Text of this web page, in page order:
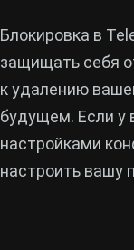
Блокировка в
защищать себя
к удалению
будущем. Если у
настройками
настроить вашу